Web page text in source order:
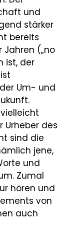
und
stärker
bereits
Jahren („no
ist, der
Um- und
Urheber des
sind die
jene,
und
Zumal
hören und
von
auch